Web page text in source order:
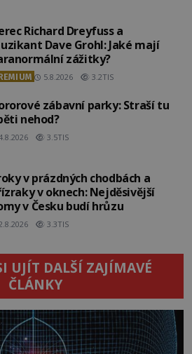
Richard Dreyfuss a
Dave Grohl: Jaké mají
zážitky?
5.8.2026 3.2TIS
zábavní parky: Straší tu
nehod?
3.5TIS
v prázdných chodbách a
v oknech: Nejděsivější
v Česku budí hrůzu
3.3TIS
UJÍT DALŠÍ ZAJÍMAVÉ
ČLÁNKY